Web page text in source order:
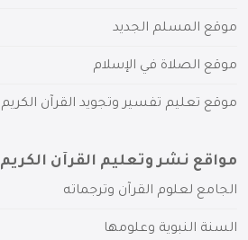
موقع المسلم الجديد
موقع الصلاة في الإسلام
موقع تعليم تفسير وتجويد القرآن الكريم
مواقع نشر وتعليم القرآن الكريم
الجامع لعلوم القرآن وترجماته
السنة النبوية وعلومها